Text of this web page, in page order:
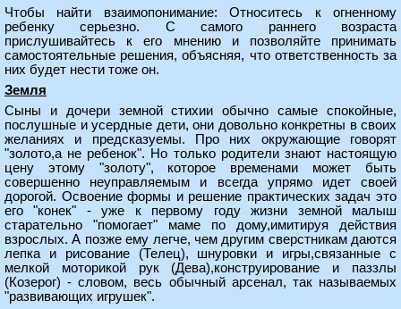
Чтобы найти взаимопонимание: Относитесь к огненному
ребенку серьезно. С самого раннего возраста
прислушивайтесь к его мнению и позволяйте принимать
самостоятельные решения, объясняя, что ответственность за
них будет нести тоже он.
Земля
Сыны и дочери земной стихии обычно самые спокойные,
послушные и усердные дети, они довольно конкретны в своих
желаниях и предсказуемы. Про них окружающие говорят
"золото,а не ребенок". Но только родители знают настоящую
цену этому "золоту", которое временами может быть
совершенно неуправляемым и всегда упрямо идет своей
дорогой. Освоение формы и решение практических задач это
его "конек" - уже к первому году жизни земной малыш
старательно "помогает" маме по дому,имитируя действия
взрослых. А позже ему легче, чем другим сверстникам даются
лепка и рисование (Телец), шнуровки и игры,связанные с
мелкой моторикой рук (Дева),конструирование и паззлы
(Козерог) - словом, весь обычный арсенал, так называемых
"развивающих игрушек".